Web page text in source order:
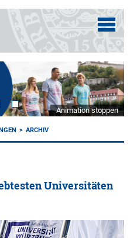
Animation stoppen
ARCHIV
Universitäten